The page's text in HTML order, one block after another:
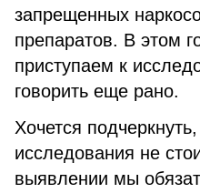
запрещенных
препаратов. В этом
приступаем к
говорить еще рано.
Хочется
исследования не
выявлении мы